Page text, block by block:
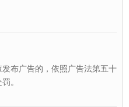
布广告的，依照广告法第五十
。